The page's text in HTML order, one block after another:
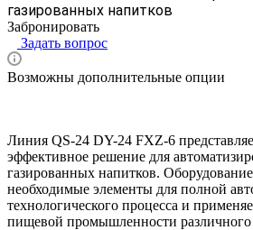
газированных напитков
Забронировать
Задать вопрос
Возможны дополнительные опции
Линия QS-24 DY-24 FXZ-6
эффективное решение для
газированных напитков.
необходимые элементы для полной
технологического процесса и
пищевой промышленности различного